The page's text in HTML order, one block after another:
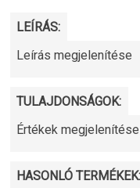
LEÍRÁS:
Leírás megjelenítése
TULAJDONSÁGOK:
Értékek megjelenítése
HASONLÓ TERMÉKEK: